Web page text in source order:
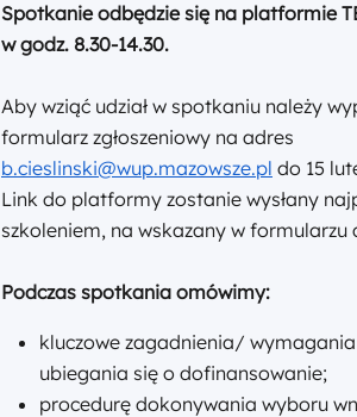
Spotkanie odbędzie się na platformie
w godz. 8.30-14.30.
Aby wziąć udział w spotkaniu należy
formularz zgłoszeniowy na adres
b.cieslinski@wup.mazowsze.pl do 15
Link do platformy zostanie wysłany
szkoleniem, na wskazany w formularzu
Podczas spotkania omówimy:
kluczowe zagadnienia/
ubiegania się o dofinansowanie;
procedurę dokonywania wyboru